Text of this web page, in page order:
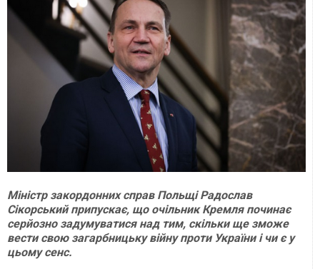
Міністр закордонних справ Польщі Радослав
Сікорський припускає, що очільник Кремля починає
серйозно задумуватися над тим, скільки ще зможе
вести свою загарбницьку війну проти України і чи є у
цьому сенс.